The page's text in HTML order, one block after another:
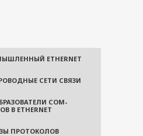
ETHERNET
СЕТИ СВЯЗИ
COM-
В ETHERNET
ПРОТОКОЛОВ